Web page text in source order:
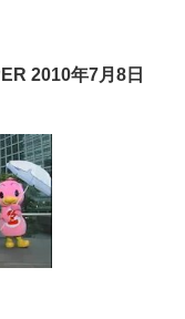
2010年7月8日